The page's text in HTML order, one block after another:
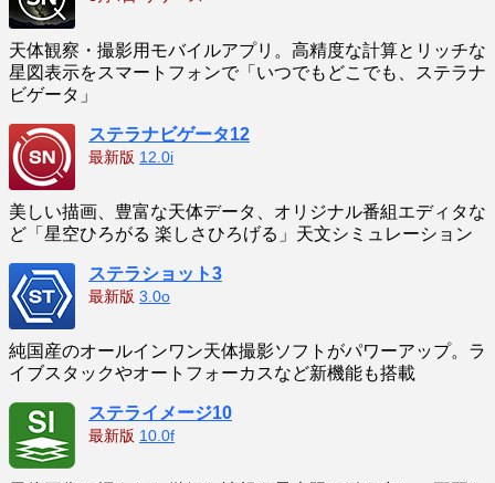
天体観察・撮影用モバイルアプリ。高精度な計算とリッチな
星図表示をスマートフォンで「いつでもどこでも、ステラナ
ビゲータ」
ステラナビゲータ12
最新版 12.0i
美しい描画、豊富な天体データ、オリジナル番組エディタな
ど「星空ひろがる 楽しさひろげる」天文シミュレーション
ステラショット3
最新版 3.0o
純国産のオールインワン天体撮影ソフトがパワーアップ。ラ
イブスタックやオートフォーカスなど新機能も搭載
ステライメージ10
最新版 10.0f